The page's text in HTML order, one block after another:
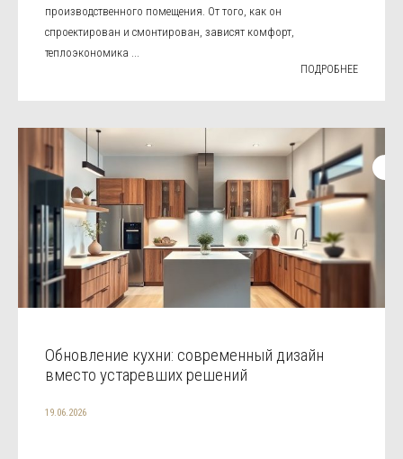
производственного помещения. От того, как он
спроектирован и смонтирован, зависят комфорт,
теплоэкономика ...
ПОДРОБНЕЕ
Обновление кухни: современный дизайн
вместо устаревших решений
19.06.2026